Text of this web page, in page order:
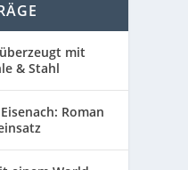
mit
& Stahl
Roman